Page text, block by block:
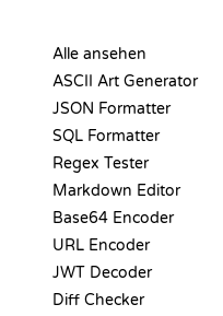
Alle ansehen
ASCII Art Generator
JSON Formatter
SQL Formatter
Regex Tester
Markdown Editor
Base64 Encoder
URL Encoder
JWT Decoder
Diff Checker